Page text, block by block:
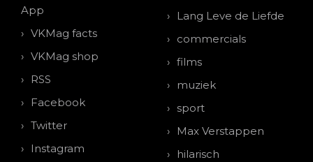
App
VKMag facts
VKMag shop
RSS
Facebook
Twitter
Instagram
Lang Leve de Liefde
commercials
films
muziek
sport
Max Verstappen
hilarisch